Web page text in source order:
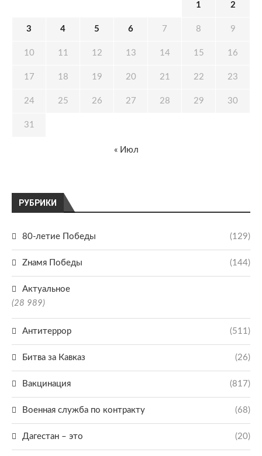
РУБРИКИ
80-летие Победы (129)
Zнамя Победы (144)
Актуальное
(28 989)
Антитеррор (511)
Битва за Кавказ (26)
Вакцинация (817)
Военная служба по контракту (68)
Дагестан – это (20)
1 2
3 4 5 6 7 8 9
10 11 12 13 14 15 16
17 18 19 20 21 22 23
24 25 26 27 28 29 30
31
« Июл